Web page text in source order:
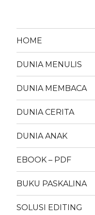
HOME
DUNIA MENULIS
DUNIA MEMBACA
DUNIA CERITA
DUNIA ANAK
EBOOK – PDF
BUKU PASKALINA
SOLUSI EDITING